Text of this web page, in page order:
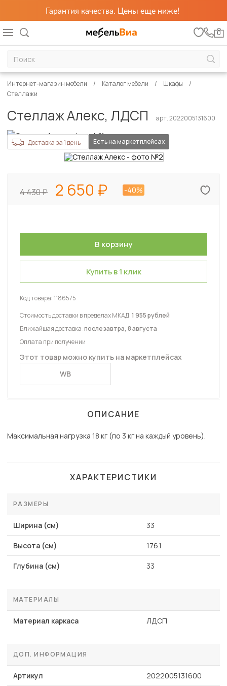
Гарантия качества. Цены еще ниже!
0
Интернет-магазин мебели Каталог мебели
Шкафы
Стеллажи
Стеллаж Алекс, ЛДСП арт. 2022005131600
Доставка за 1 день Есть на маркетплейсах
4 430 2 650 -40%
Купить в 1 клик
Код товара:1186575
Стоимость доставки в пределах МКАД:1 955 рублей
Ближайшая доставка:послезавтра, 8 августа
Оплата при получении
Этот товар можно купить на маркетплейсах
WB
ОПИСАНИЕ
Максимальная нагрузка 18 кг (по 3 кг на каждый уровень).
ХАРАКТЕРИСТИКИ
РАЗМЕРЫ
Ширина (см) 33
Высота (см) 176.1
Глубина (см) 33
МАТЕРИАЛЫ
Материал каркаса ЛДСП
ДОП. ИНФОРМАЦИЯ
Артикул 2022005131600